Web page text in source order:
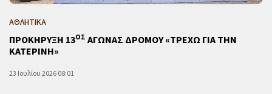
ΑΘΛΗΤΙΚΑ
ΠΡΟΚΗΡΥΞΗ 13ΟΣ ΑΓΩΝΑΣ ΔΡΟΜΟΥ «ΤΡΕΧΩ ΓΙΑ ΤΗΝ
ΚΑΤΕΡΙΝΗ»
23 Ιουλίου 2026 08:01